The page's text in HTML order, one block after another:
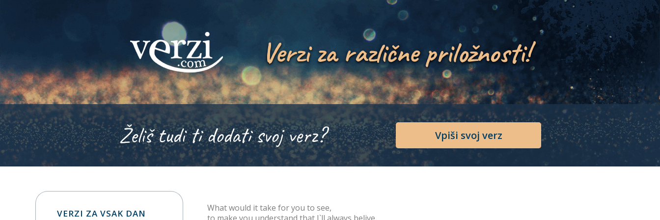
Verzi za različne priložnosti!
Želiš tudi ti dodati svoj verz? Vpiši svoj verz
What would it take for you to see,
VERZI ZA VSAK DAN